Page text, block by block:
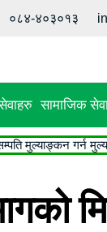
०८४-४०३०१३
सामाजिक
मुल्याङ्कन गर्न